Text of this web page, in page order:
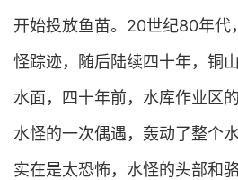
开始投放鱼苗。20世纪80年代
怪踪迹，随后陆续四十年，铜
水面，四十年前，水库作业区
水怪的一次偶遇，轰动了整个
实在是太恐怖，水怪的头部和